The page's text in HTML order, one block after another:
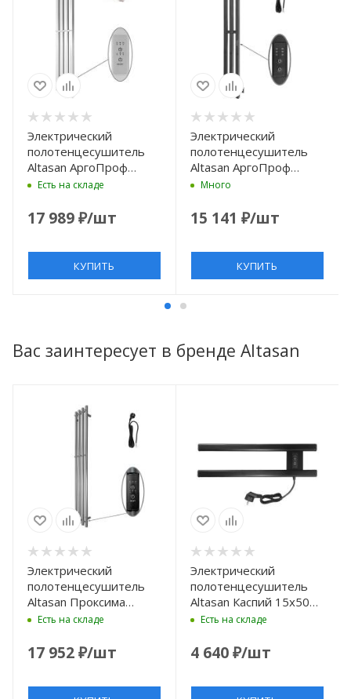
Электрический
полотенцесушитель
Altasan АргоПроф
120х21
Белый матовый
Есть на складе
17 989₽/шт
КУПИТЬ
Электрический
полотенцесушитель
Altasan АргоПроф
120х17
Черный муар
Много
15 141 ₽/шт
КУПИТЬ
Вас заинтересует в бренде Altasan
Электрический
полотенцесушитель
Altasan Проксима
115х21
цвет Графит
Есть на складе
17 952₽/шт
Электрический
полотенцесушитель
Altasan Каспий 15x50
КаспийПрофСП5015Ч
Есть на складе
4 640₽/шт